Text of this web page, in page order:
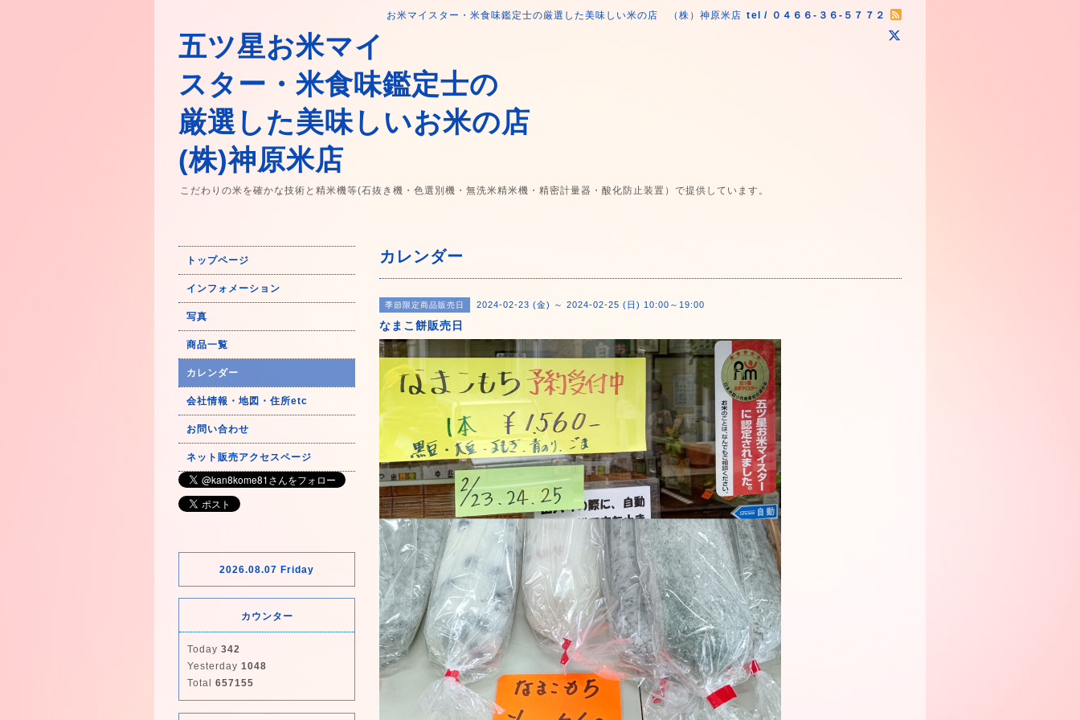
お米マイスター・米食味鑑定士の厳選した美味しい米の店 （株）神原米店 tel / ０４６６-３６-５７７２
五ツ星お米マイ
スター・米食味鑑定士の
厳選した美味しいお米の店
(株)神原米店
こだわりの米を確かな技術と精米機等(石抜き機・色選別機・無洗米精米機・精密計量器・酸化防止装置）で提供しています。
カレンダー
季節限定商品販売日 2024-02-23 (金) ～ 2024-02-25 (日) 10:00～19:00
なまこ餅販売日
トップページ
インフォメーション
写真
商品一覧
カレンダー
会社情報・地図・住所etc
お問い合わせ
ネット販売アクセスページ
2026.08.07 Friday
カウンター
Today 342
Yesterday 1048
Total 657155